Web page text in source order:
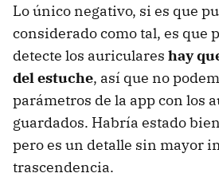
Lo único negativo, si es que
considerado como tal, es que
detecte los auriculares hay
del estuche, así que no
parámetros de la app con los
guardados. Habría estado
pero es un detalle sin mayor
trascendencia.